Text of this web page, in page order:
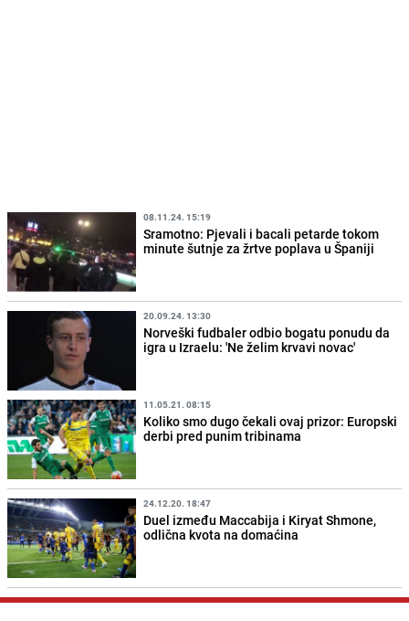
08.11.24. 15:19
Sramotno: Pjevali i bacali petarde tokom
minute šutnje za žrtve poplava u Španiji
20.09.24. 13:30
Norveški fudbaler odbio bogatu ponudu da
igra u Izraelu: 'Ne želim krvavi novac'
11.05.21. 08:15
Koliko smo dugo čekali ovaj prizor: Europski
derbi pred punim tribinama
24.12.20. 18:47
Duel između Maccabija i Kiryat Shmone,
odlična kvota na domaćina